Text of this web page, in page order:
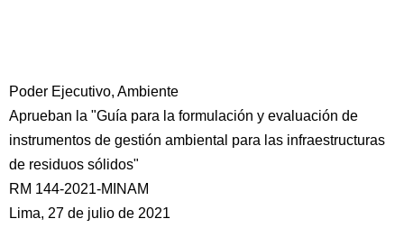
Poder Ejecutivo, Ambiente
Aprueban la "Guía para la formulación y evaluación de
instrumentos de gestión ambiental para las infraestructuras
de residuos sólidos"
RM 144-2021-MINAM
Lima, 27 de julio de 2021